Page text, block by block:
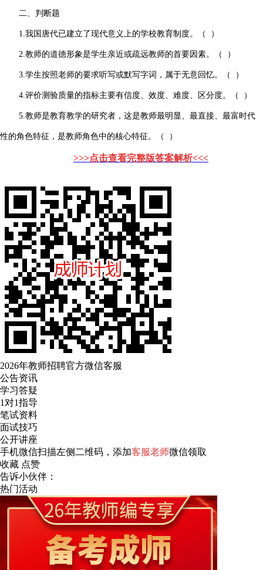
二、判断题
1.我国唐代已建立了现代意义上的学校教育制度。（ ）
2.教师的道德形象是学生亲近或疏远教师的首要因素。（ ）
3.学生按照老师的要求听写或默写字词，属于无意回忆。（ ）
4.评价测验质量的指标主要有信度、效度、难度、区分度。（ ）
5.教师是教育教学的研究者，这是教师最明显、最直接、最富时代
性的角色特征，是教师角色中的核心特征。（ ）
>>>点击查看完整版答案解析<<<
2026年教师招聘官方微信客服
公告资讯
学习答疑
1对1指导
笔试资料
面试技巧
公开讲座
手机微信扫描左侧二维码，添加客服老师微信领取
收藏 点赞
告诉小伙伴：
热门活动